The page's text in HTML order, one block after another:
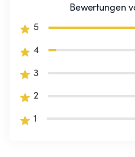
Bewertungen
5
4
3
2
1